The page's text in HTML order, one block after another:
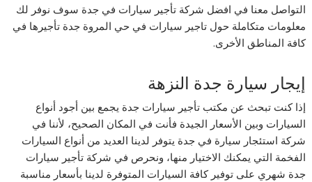
التواصل معنا في افضل شركة تأجير سيارات في جدة سوف نوفر لك
معلومات متكاملة حول تاجير سيارات في حي المروة جدة تأجيرها في
كافة المناطق الأخرى.
إيجار سيارة جدة النزهة
إذا كنت تبحث عن مكتب تأجير سيارات جدة يجمع بين أجود أنواع
السيارات وبين الأسعار الجيدة فأنت في المكان الصحيح، لأننا في
شركة استئجار سيارة في جدة يتوفر لدينا العديد من أنواع السيارات
الفخمة التي يمكنك الاختيار منها، ونحرص في شركة تأجير سيارات
جدة شهري على توفير كافة السيارات المتوفرة لدينا بأسعار مناسبة